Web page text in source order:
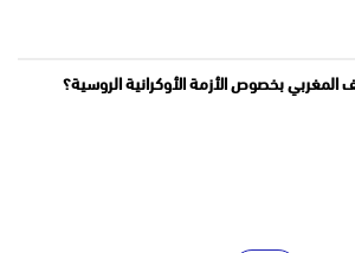
بخصوص الأزمة الأوكرانية الروسية؟